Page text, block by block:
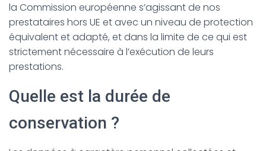
la Commission européenne s’agissant de nos
prestataires hors UE et avec un niveau de protection
équivalent et adapté, et dans la limite de ce qui est
strictement nécessaire à l’exécution de leurs
prestations.
Quelle est la durée de
conservation ?